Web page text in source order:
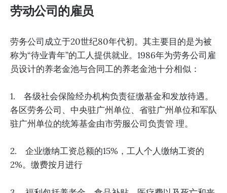
劳动公司的雇员
劳务公司成立于20世纪80年代初。其主要目的是为被
称为“待业青年”的工人提供就业。1986年为劳务公司雇
员设计的养老金池与合同工的养老金池十分相似：
1. 各级社会保险经办机构负责征缴基金和发放待遇。
各区劳务公司、中央驻广州单位、省驻广州单位和军队
驻广州单位的统筹基金由市劳服公司负责管 理。
2. 企业缴纳工资总额的15%，工人个人缴纳工资的
2%。缴费按月进行